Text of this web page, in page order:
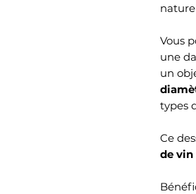
Vous
une
un
types
Ce
de